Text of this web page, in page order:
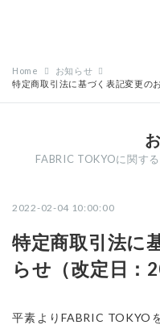
Home
お知らせ
特定商取引法に基づく表記変更の
FABRIC TOKYOに関す
2022-02-04 10:00:00
特定商取引法に
らせ（改定日：
平素よりFABRIC TOKYO